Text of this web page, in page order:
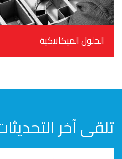
الحلول الميكانيكية
تلقى آخر